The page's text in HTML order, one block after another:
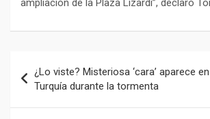
ampliación de la Plaza Lizardi”, declaró
de
entradas
¿Lo viste? Misteriosa ‘cara’ aparece
Turquía durante la tormenta